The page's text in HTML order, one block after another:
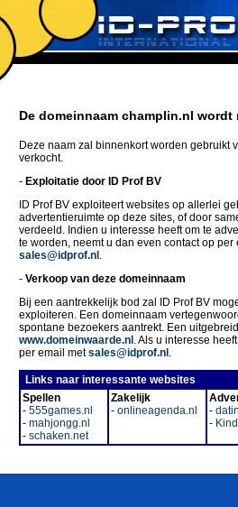
De domeinnaam champlin.nl
Deze naam zal binnenkort worden gebruikt
verkocht.
- Exploitatie door ID Prof BV
ID Prof BV exploiteert websites op allerlei
advertentieruimte op deze sites, of door
verdeeld. Indien u interesse heeft om te
te worden, neemt u dan even contact op
sales@idprof.nl .
- Verkoop van deze domeinnaam
Bij een aantrekkelijk bod zal ID Prof BV
exploiteren. Een domeinnaam
spontane bezoekers aantrekt. Een
www.domeinwaarde.nl . Als u interesse
per email metsales@idprof.nl .
Links naar interessante websites
Spellen
- 555games.nl
- mahjongg.nl
- schaken.net
Zakelijk
- onlineagenda.nl
-
-